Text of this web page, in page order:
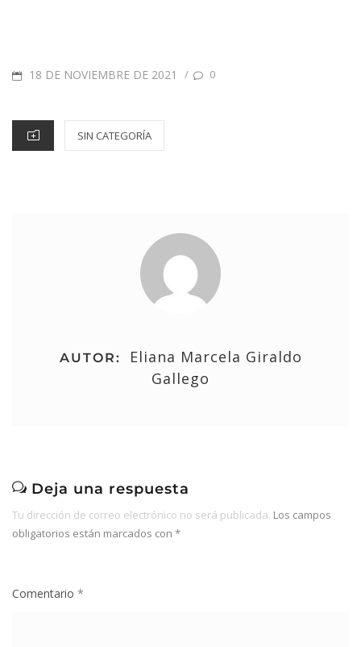
18 DE NOVIEMBRE DE 2021 / 0
SIN CATEGORÍA
AUTOR:
Eliana Marcela Giraldo
Gallego
Deja una respuesta
Tu dirección de correo electrónico no será publicada. Los campos
obligatorios están marcados con *
Comentario *